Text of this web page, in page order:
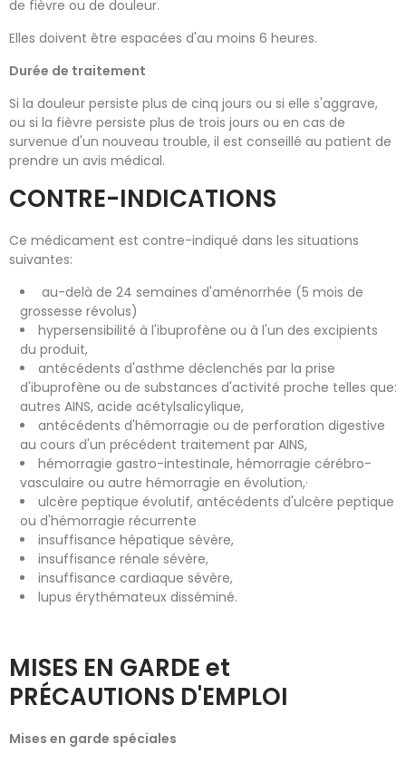
de fièvre ou de douleur.
Elles doivent être espacées d'au moins 6 heures.
Durée de traitement
Si la douleur persiste plus de cinq jours ou si elle s'aggrave,
ou si la fièvre persiste plus de trois jours ou en cas de
survenue d'un nouveau trouble, il est conseillé au patient de
prendre un avis médical.
CONTRE-INDICATIONS
Ce médicament est contre-indiqué dans les situations
suivantes:
au-delà de 24 semaines d'aménorrhée (5 mois de
grossesse révolus)
hypersensibilité à l'ibuprofène ou à l'un des excipients
du produit,
antécédents d'asthme déclenchés par la prise
d'ibuprofène ou de substances d'activité proche telles que:
autres AINS, acide acétylsalicylique,
antécédents d'hémorragie ou de perforation digestive
au cours d'un précédent traitement par AINS,
hémorragie gastro-intestinale, hémorragie cérébro-
vasculaire ou autre hémorragie en évolution,·
ulcère peptique évolutif, antécédents d'ulcère peptique
ou d'hémorragie récurrente
insuffisance hépatique sévère,
insuffisance rénale sévère,
insuffisance cardiaque sévère,
lupus érythémateux disséminé.
MISES EN GARDE et
PRÉCAUTIONS D'EMPLOI
Mises en garde spéciales